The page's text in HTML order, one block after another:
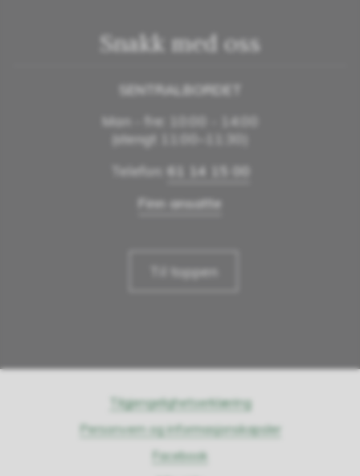
Snakk med oss
SENTRALBORDET
Man - fre: 10:00 - 14:00
(stengt 11:00–11:30)
Telefon: 61 14 15 00
Finn ansatte
Til toppen
Tilgjengelighetserklæring
Personvern og informasjonskapsler
Facebook